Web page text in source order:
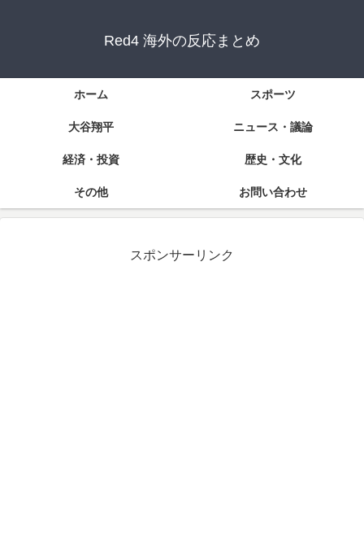
Red4 海外の反応まとめ
ホーム スポーツ
大谷翔平 ニュース・議論
経済・投資 歴史・文化
その他 お問い合わせ
スポンサーリンク